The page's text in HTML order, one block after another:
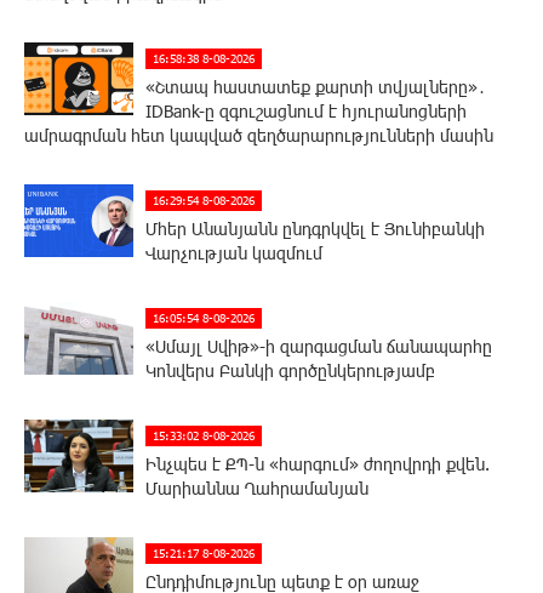
16:58:38 8-08-2026
«Շտապ հաստատեք քարտի տվյալները»․
IDBank-ը զգուշացնում է հյուրանոցների
ամրագրման հետ կապված զեղծարարությունների մասին
16:29:54 8-08-2026
Մհեր Անանյանն ընդգրկվել է Յունիբանկի
Վարչության կազմում
16:05:54 8-08-2026
«Սմայլ Սվիթ»-ի զարգացման ճանապարհը
Կոնվերս Բանկի գործընկերությամբ
15:33:02 8-08-2026
Ինչպես է ՔՊ-ն «հարգում» ժողովրդի քվեն.
Մարիաննա Ղահրամանյան
15:21:17 8-08-2026
Ընդդիմությունը պետք է օր առաջ